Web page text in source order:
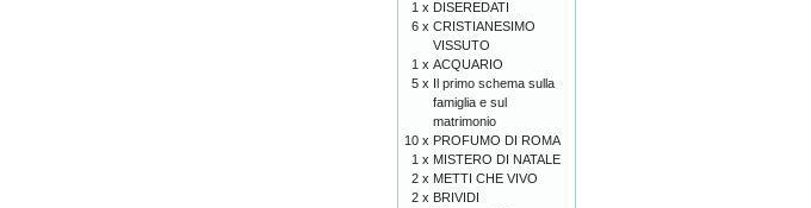
1 x DISEREDATI
6 x CRISTIANESIMO
VISSUTO
1 x ACQUARIO
5 x Il primo schema sulla
famiglia e sul
matrimonio
10 x PROFUMO DI ROMA
1 x MISTERO DI NATALE
2 x METTI CHE VIVO
2 x BRIVIDI